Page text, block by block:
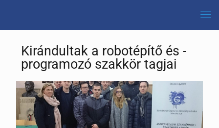
Kirándultak a robotépítő és -
programozó szakkör tagjai